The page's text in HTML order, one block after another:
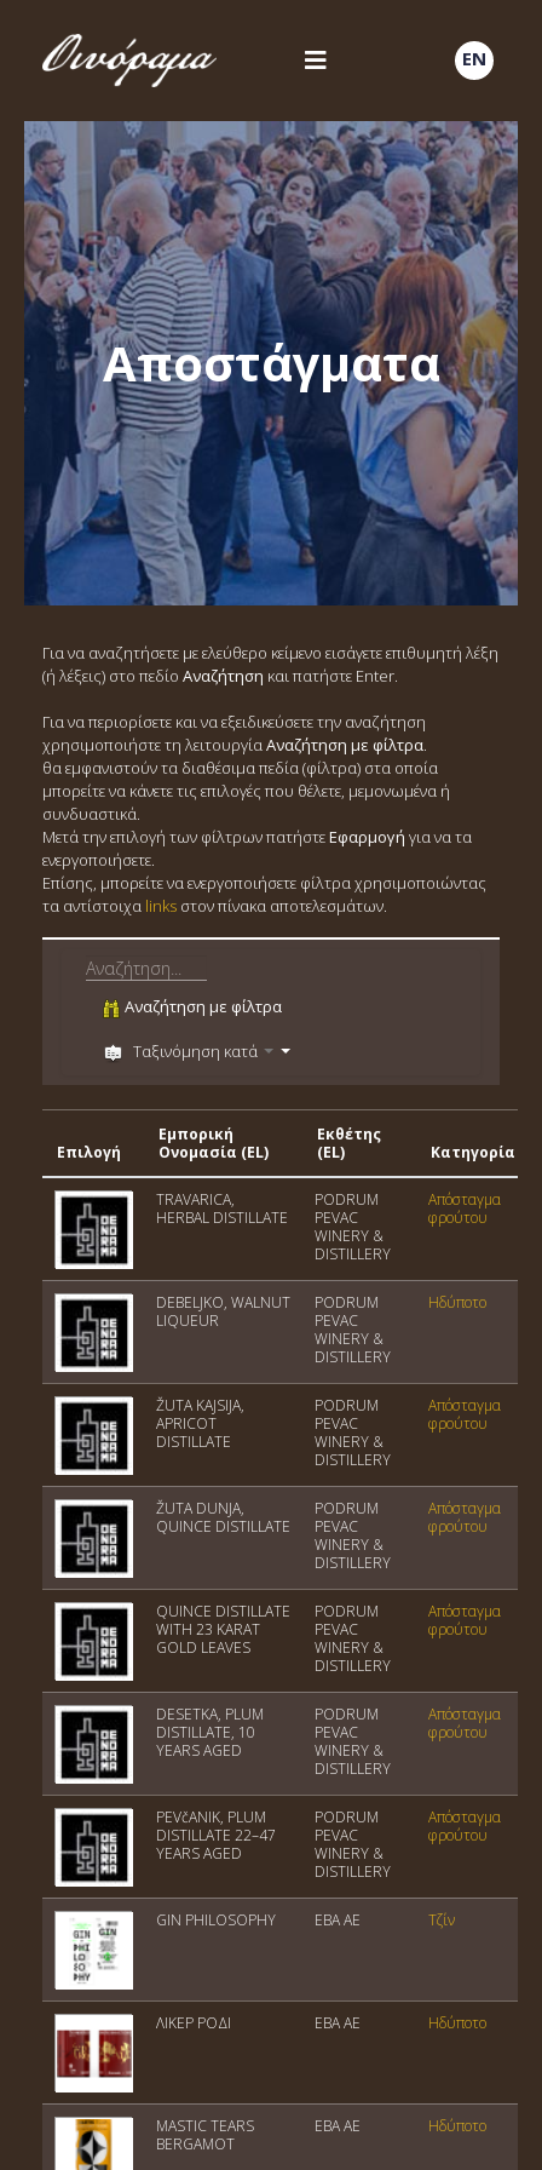
EN
Αποστάγματα
Για να αναζητήσετε με ελεύθερο κείμενο εισάγετε επιθυμητή λέξη
(ή λέξεις) στο πεδίο Αναζήτηση και πατήστε Enter.
Για να περιορίσετε και να εξειδικεύσετε την αναζήτηση
χρησιμοποιήστε τη λειτουργίαΑναζήτηση με φίλτρα.
θα εμφανιστούν τα διαθέσιμα πεδία (φίλτρα) στα οποία
μπορείτε να κάνετε τις επιλογές που θέλετε, μεμονωμένα ή
συνδυαστικά.
Μετά την επιλογή των φίλτρων πατήστεΕφαρμογή για να τα
ενεργοποιήσετε.
Επίσης, μπορείτε να ενεργοποιήσετε φίλτρα χρησιμοποιώντας
τα αντίστοιχα links στον πίνακα αποτελεσμάτων.
Αναζήτηση με φίλτρα
Ταξινόμηση κατά
Επιλογή
Εμπορική
Ονομασία (EL)
Εκθέτης
(EL)
Κατηγορία
TRAVARICA,
HERBAL DISTILLATE
PODRUM
PEVAC
WINERY &
DISTILLERY
Απόσταγμα
φρούτου
DEBELJKO, WALNUT
LIQUEUR
PODRUM
PEVAC
WINERY &
DISTILLERY
Ηδύποτο
ŽUTA KAJSIJA,
APRICOT
DISTILLATE
PODRUM
PEVAC
WINERY &
DISTILLERY
Απόσταγμα
φρούτου
ŽUTA DUNJA,
QUINCE DISTILLATE
PODRUM
PEVAC
WINERY &
DISTILLERY
Απόσταγμα
φρούτου
QUINCE DISTILLATE
WITH 23 KARAT
GOLD LEAVES
PODRUM
PEVAC
WINERY &
DISTILLERY
Απόσταγμα
φρούτου
DESETKA, PLUM
DISTILLATE, 10
YEARS AGED
PODRUM
PEVAC
WINERY &
DISTILLERY
Απόσταγμα
φρούτου
PEVčANIK, PLUM
DISTILLATE 22–47
YEARS AGED
PODRUM
PEVAC
WINERY &
DISTILLERY
Απόσταγμα
φρούτου
GIN PHILOSOPHY ΕΒΑ ΑΕ Τζίν
ΛΙΚΕΡ ΡΟΔΙ ΕΒΑ ΑΕ Ηδύποτο
MASTIC TEARS
BERGAMOT
ΕΒΑ ΑΕ Ηδύποτο